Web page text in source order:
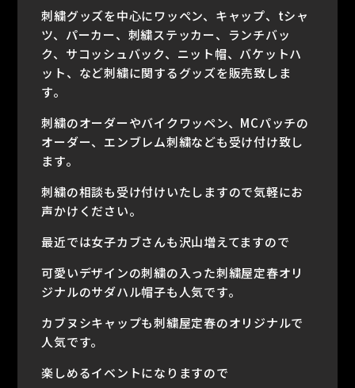
刺繍グッズを中心にワッペン、キャップ、tシャ
ツ、パーカー、刺繍ステッカー、ランチバッ
ク、サコッシュバック、ニット帽、バケットハ
ット、など刺繍に関するグッズを販売致しま
す。
刺繍のオーダーやバイクワッペン、MCパッチの
オーダー、エンブレム刺繍なども受け付け致し
ます。
刺繍の相談も受け付けいたしますので気軽にお
声かけください。
最近では女子カブさんも沢山増えてますので
可愛いデザインの刺繍の入った刺繍屋定春オリ
ジナルのサダハル帽子も人気です。
カブヌシキャップも刺繍屋定春のオリジナルで
人気です。
楽しめるイベントになりますので